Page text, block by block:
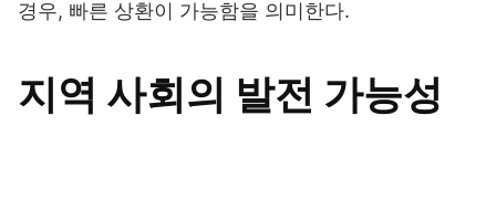
경우, 빠른 상환이 가능함을 의미한다.
지역 사회의 발전 가능성